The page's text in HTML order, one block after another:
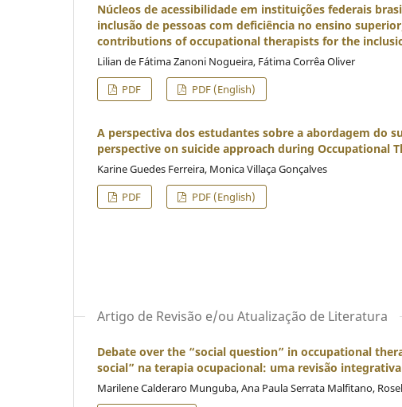
Núcleos de acessibilidade em instituições federais
inclusão de pessoas com deficiência no ensino
contributions of occupational therapists for the
Lilian de Fátima Zanoni Nogueira, Fátima Corrêa Oliver
PDF
PDF (English)
A perspectiva dos estudantes sobre a abordagem do
perspective on suicide approach during Occupational
Karine Guedes Ferreira, Monica Villaça Gonçalves
PDF
PDF (English)
Artigo de Revisão e/ou Atualização de Literatura
Debate over the “social question” in occupational
social” na terapia ocupacional: uma revisão integrativa
Marilene Calderaro Munguba, Ana Paula Serrata Malfitano,